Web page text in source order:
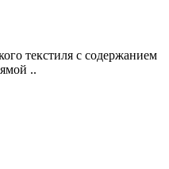
текстиля с содержанием
..